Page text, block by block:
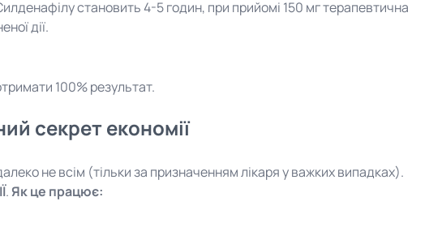
становить 4-5 годин, при прийомі 150 мг терапевтична
дії.
100% результат.
секрет економії
не всім (тільки за призначенням лікаря у важких випадках).
. Як це працює: